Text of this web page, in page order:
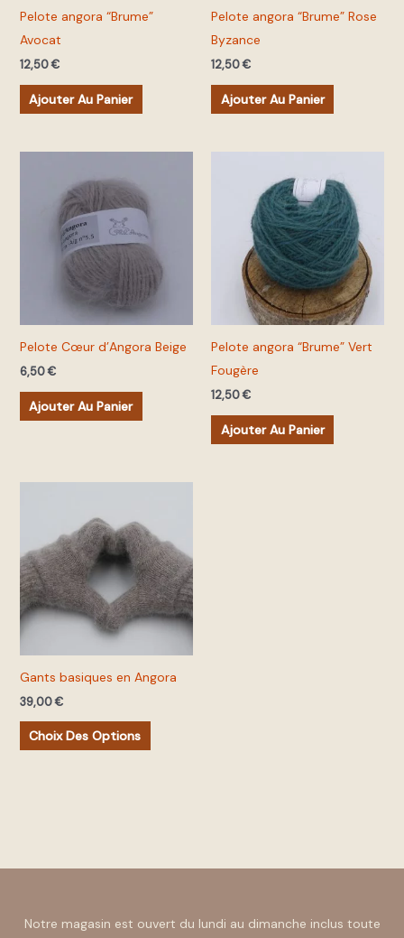
Pelote angora “Brume”
Avocat
12,50€
Ajouter Au Panier
Pelote angora “Brume” Rose
Byzance
12,50€
Ajouter Au Panier
Pelote Cœur d’Angora Beige
6,50€
Ajouter Au Panier
Pelote angora “Brume” Vert
Fougère
12,50€
Ajouter Au Panier
Gants basiques en Angora
39,00€
Choix Des Options
a
plusieurs
variations.
Les
options
peuvent
être
la
Notre magasin est ouvert du lundi au dimanche inclus toute